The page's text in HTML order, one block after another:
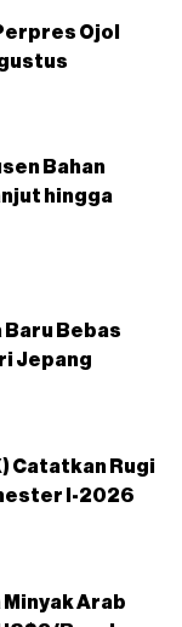
Ojol
Bahan
hingga
Baru Bebas
Jepang
Catatkan Rugi
I-2026
Arab